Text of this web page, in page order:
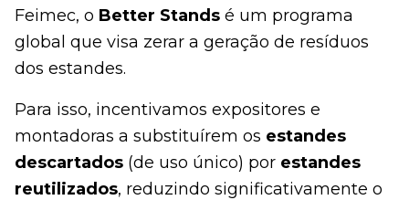
Feimec, o Better Stands é um programa
global que visa zerar a geração de resíduos
dos estandes.
Para isso, incentivamos expositores e
montadoras a substituírem os estandes
descartados (de uso único) por estandes
reutilizados, reduzindo significativamente o